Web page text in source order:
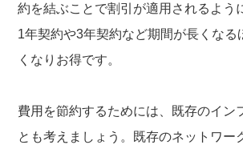
約を結ぶことで割引が適用されるよう
1年契約や3年契約など期間が長くなる
くなりお得です。
費用を節約するためには、既存のイン
とも考えましょう。既存のネットワー